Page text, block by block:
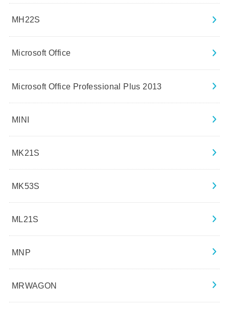
MH22S
Microsoft Office
Microsoft Office Professional Plus 2013
MINI
MK21S
MK53S
ML21S
MNP
MRWAGON